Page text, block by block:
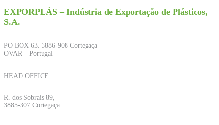
EXPORPLÁS – Indústria de Exportação de Plásticos,
S.A.
PO BOX 63. 3886-908 Cortegaça
OVAR – Portugal
HEAD OFFICE
R. dos Sobrais 89,
3885-307 Cortegaça